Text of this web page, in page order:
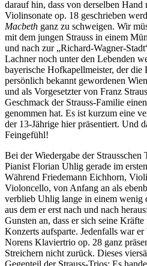
darauf hin, dass von derselben Hand
Violinsonate op. 18 geschrieben
Macbeth ganz zu schweigen. Wir
mit dem jungen Strauss in einem
und nach zur „Richard-Wagner-
Lachner noch unter den Lebenden
bayerische Hofkapellmeister, der die
persönlich bekannt gewordenen
und als Vorgesetzter von Franz
Geschmack der Strauss-Familie
genommen hat. Es ist kurzum eine
der 13-Jährige hier präsentiert. Und
Feingefühl!
Bei der Wiedergabe der Strausschen
Pianist Florian Uhlig gerade im
Während Friedemann Eichhorn,
Violoncello, von Anfang an als
verblieb Uhlig lange in einem wenig
aus dem er erst nach und nach
Gunsten an, dass er sich seine
Konzerts aufsparte. Jedenfalls war
Norens Klaviertrio op. 28 ganz
Streichern nicht zurück. Dieses